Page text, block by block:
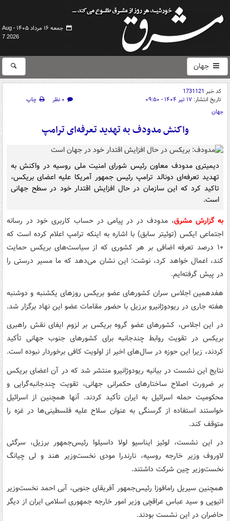
جمعه ۱۶ مرداد ۱۴۰۵ -
Aug
7 2026
جهان
کد خبر 1731121
تاریخ انتشار: ۱۷ تیر ۱۴۰۴ - ۰۹:۵۰ ۰ نظر
چاپ
جهان
واکنش مدودف به تهدید تعرفه‌ای ترامپ
دیمیتری مدودف معاون رئیس شورای امنیت ملی روسیه در واکنش به
تهدید تعرفه‌ای دونالد ترامپ رئیس جمهور آمریکا علیه اعضای بریکس،
تاکید کرد که این سازمان در حال افزایش اقتدار خود در سطح جهانی
است.
به گزارش مشرق، مدودف در در پیامی در حساب کاربری خود در رسانه
اجتماعی ایکس (توئیتر سابق) با اشاره به اینکه ترامپ اعلام کرده است که
۱۰ درصد تعرفه اضافی بر هر کشوری که از سیاست‌های بریکس حمایت
کند، اعمال خواهد کرد، نوشت: این نشان می‌دهد که ما مسیر درستی را
در پیش گرفته‌ایم.
هفدهمین اجلاس سران کشورهای عضو بریکس روزهای یکشنبه و دوشنبه
هفته جاری در ریودوژانیرو برزیل با حضور مقامات عضو این نهاد برگزار شد.
در این اجلاس، کشورهای عضو گروه بریکس بر لزوم ایفای نقش راهبری
بریکس در تقویت روابط چندجانبه برای کشورهای جنوب جهانی تأکید
کردند، زیرا این حوزه در سال‌های اخیر از اولویت کافی برخوردار نبوده است.
نتایج این نشست در بیانیه ریودوژانیرو منتشر شد که در آن اعضای بریکس
بر ضرورت اصلاح ساختارهای حکمرانی جهانی، تقویت چندجانبه‌گرایی و
محکومیت حمله اسرائیل به ایران تأکید کردند. آنها همچنین از اسرائیل
خواستند استفاده از گرسنگی به‌ عنوان سلاح علیه فلسطینی‌ها در غزه را
متوقف کند.
در این نشست، لوئیز ایناسیو لولا داسیلوا رئیس‌جمهور برزیل، سرگئی
لاوروف وزیر خارجه روسیه، نارندرا مودی نخست‌وزیر هند و لی چیانگ
نخست‌وزیر چین شرکت داشتند.
همچنین سیریل رامافوزا رئیس‌جمهور آفریقای جنوبی، آبی احمد نخست‌وزیر
اتیوپی و سید عباس عراقچی وزیر امور خارجه جمهوری اسلامی ایران از دیگر
حاضران در این نشست بودند.